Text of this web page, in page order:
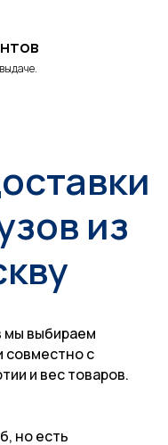
из
мы выбираем
совместно с
и вес товаров.
но есть